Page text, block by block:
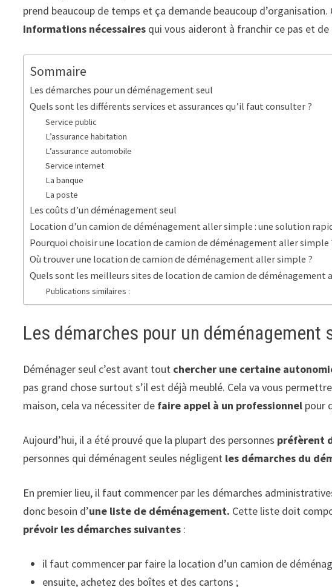
prend beaucoup de temps et ça demande beaucoup
informations nécessaires qui vous aideront à franchir ce pas et
Sommaire
Les démarches pour un déménagement seul
Quels sont les différents services et assurances qu’il faut consulter ?
Service public
L’assurance habitation
L’assurance automobile
Service internet
La banque
La poste
Les coûts d’un déménagement seul
Location d’un camion de déménagement aller simple : une solution
Pourquoi choisir une location de camion de déménagement aller simple
Où trouver une location de camion de déménagement aller simple ?
Quels sont les meilleurs sites de location de camion de déménagement
Publications similaires :
Les démarches pour un déménagement
Déménager seul c’est avant tout chercher une certaine
pas grand chose surtout s’il est déjà meublé. Cela va vous
maison, cela va nécessiter de faire appel à un professionnel pour
Aujourd’hui, il a été prouvé que la plupart des personnes préfèrent
personnes qui déménagent seules négligent les démarches du
En premier lieu, il faut commencer par les démarches
donc besoin d’une liste de déménagement. Cette liste doit
prévoir les démarches suivantes :
il faut commencer par faire la location d’un camion de
ensuite, achetez des boîtes et des cartons ;